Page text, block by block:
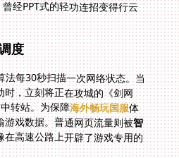
度
法每30秒扫描一次网络状态。当
时，立刻将正在攻城的《剑网
转站。为保障海外畅玩国服体
戏数据。普通网页流量则被智
在高速公路上开辟了游戏专用的